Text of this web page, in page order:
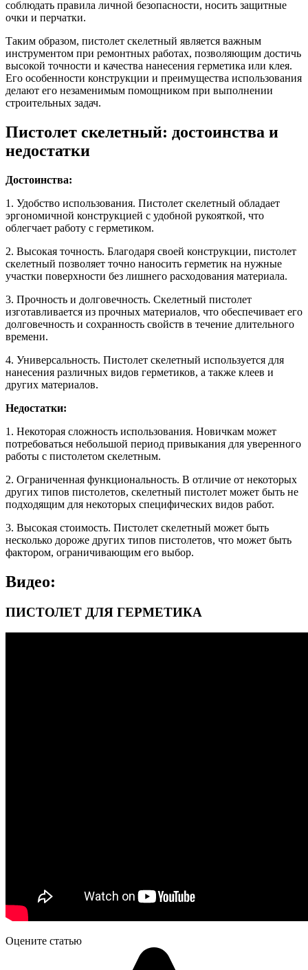
соблюдать правила личной безопасности, носить защитные
очки и перчатки.
Таким образом, пистолет скелетный является важным
инструментом при ремонтных работах, позволяющим достичь
высокой точности и качества нанесения герметика или клея.
Его особенности конструкции и преимущества использования
делают его незаменимым помощником при выполнении
строительных задач.
Пистолет скелетный: достоинства и
недостатки
Достоинства:
1. Удобство использования. Пистолет скелетный обладает
эргономичной конструкцией с удобной рукояткой, что
облегчает работу с герметиком.
2. Высокая точность. Благодаря своей конструкции, пистолет
скелетный позволяет точно наносить герметик на нужные
участки поверхности без лишнего расходования материала.
3. Прочность и долговечность. Скелетный пистолет
изготавливается из прочных материалов, что обеспечивает его
долговечность и сохранность свойств в течение длительного
времени.
4. Универсальность. Пистолет скелетный используется для
нанесения различных видов герметиков, а также клеев и
других материалов.
Недостатки:
1. Некоторая сложность использования. Новичкам может
потребоваться небольшой период привыкания для уверенного
работы с пистолетом скелетным.
2. Ограниченная функциональность. В отличие от некоторых
других типов пистолетов, скелетный пистолет может быть не
подходящим для некоторых специфических видов работ.
3. Высокая стоимость. Пистолет скелетный может быть
несколько дороже других типов пистолетов, что может быть
фактором, ограничивающим его выбор.
Видео:
ПИСТОЛЕТ ДЛЯ ГЕРМЕТИКА
Оцените статью